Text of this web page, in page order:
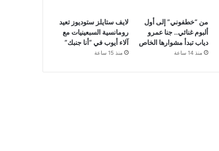
من “خطفوني” إلى أول
ألبوم غنائي.. جنا عمرو
دياب تبدأ مشوارها الخاص
منذ 14 ساعة
لايف ستايلز ستوديوز تعيد
رومانسية السبعينيات مع
آلاء أيوب في “أنا جنبك”
منذ 15 ساعة